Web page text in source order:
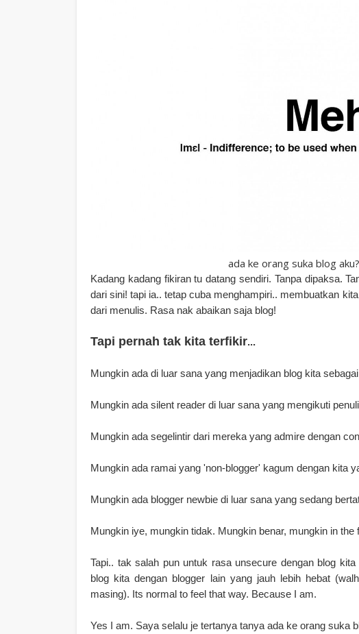
ada ke orang suka blog
Kadang kadang fikiran tu datang sendiri. Tanpa dipaksa.
dari sini! tapi ia.. tetap cuba menghampiri.. membuatkan
dari menulis. Rasa nak abaikan saja blog!
Tapi pernah tak kita terfikir...
Mungkin ada di luar sana yang menjadikan blog kita
Mungkin ada silent reader di luar sana yang mengikuti
Mungkin ada segelintir dari mereka yang admire dengan
Mungkin ada ramai yang 'non-blogger' kagum dengan kita
Mungkin ada blogger newbie di luar sana yang sedang
Mungkin iye, mungkin tidak. Mungkin benar, mungkin in
Tapi.. tak salah pun untuk rasa unsecure dengan blog
blog kita dengan blogger lain yang jauh lebih hebat
masing). Its normal to feel that way. Because I am.
Yes I am. Saya selalu je tertanya tanya ada ke orang suka